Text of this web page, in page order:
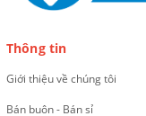
Thông tin
Giới thiệu về chúng tôi
Bán buôn - Bán sỉ